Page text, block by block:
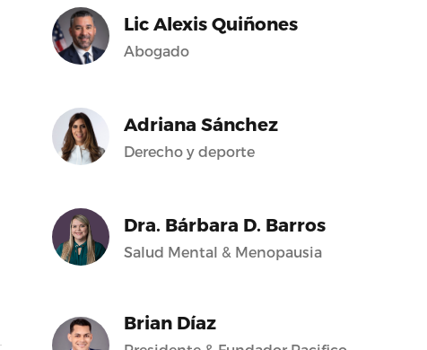
Lic Alexis Quiñones
Abogado
Adriana Sánchez
Derecho y deporte
Dra. Bárbara D. Barros
Salud Mental & Menopausia
Brian Díaz